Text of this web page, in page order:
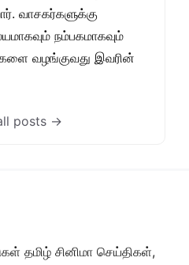
வாசகர்களுக்கு
நம்பகமாகவும்
வழங்குவது இவரின்
posts →
தமிழ் சினிமா செய்திகள்,